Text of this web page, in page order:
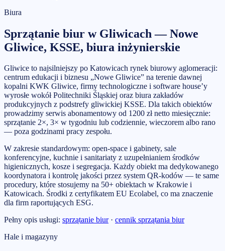
Biura
Sprzątanie biur w Gliwicach — Nowe
Gliwice, KSSE, biura inżynierskie
Gliwice to najsilniejszy po Katowicach rynek biurowy aglomeracji:
centrum edukacji i biznesu „Nowe Gliwice” na terenie dawnej
kopalni KWK Gliwice, firmy technologiczne i software house’y
wyrosłe wokół Politechniki Śląskiej oraz biura zakładów
produkcyjnych z podstrefy gliwickiej KSSE. Dla takich obiektów
prowadzimy serwis abonamentowy od 1200 zł netto miesięcznie:
sprzątanie 2×, 3× w tygodniu lub codziennie, wieczorem albo rano
— poza godzinami pracy zespołu.
W zakresie standardowym: open-space i gabinety, sale
konferencyjne, kuchnie i sanitariaty z uzupełnianiem środków
higienicznych, kosze i segregacja. Każdy obiekt ma dedykowanego
koordynatora i kontrolę jakości przez system QR-kodów — te same
procedury, które stosujemy na 50+ obiektach w Krakowie i
Katowicach. Środki z certyfikatem EU Ecolabel, co ma znaczenie
dla firm raportujących ESG.
Pełny opis usługi: sprzątanie biur · cennik sprzątania biur
Hale i magazyny